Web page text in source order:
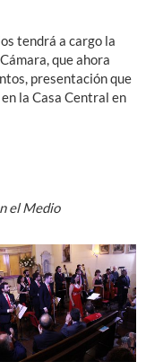
tendrá a cargo la
que ahora
presentación que
la Casa Central en
el Medio